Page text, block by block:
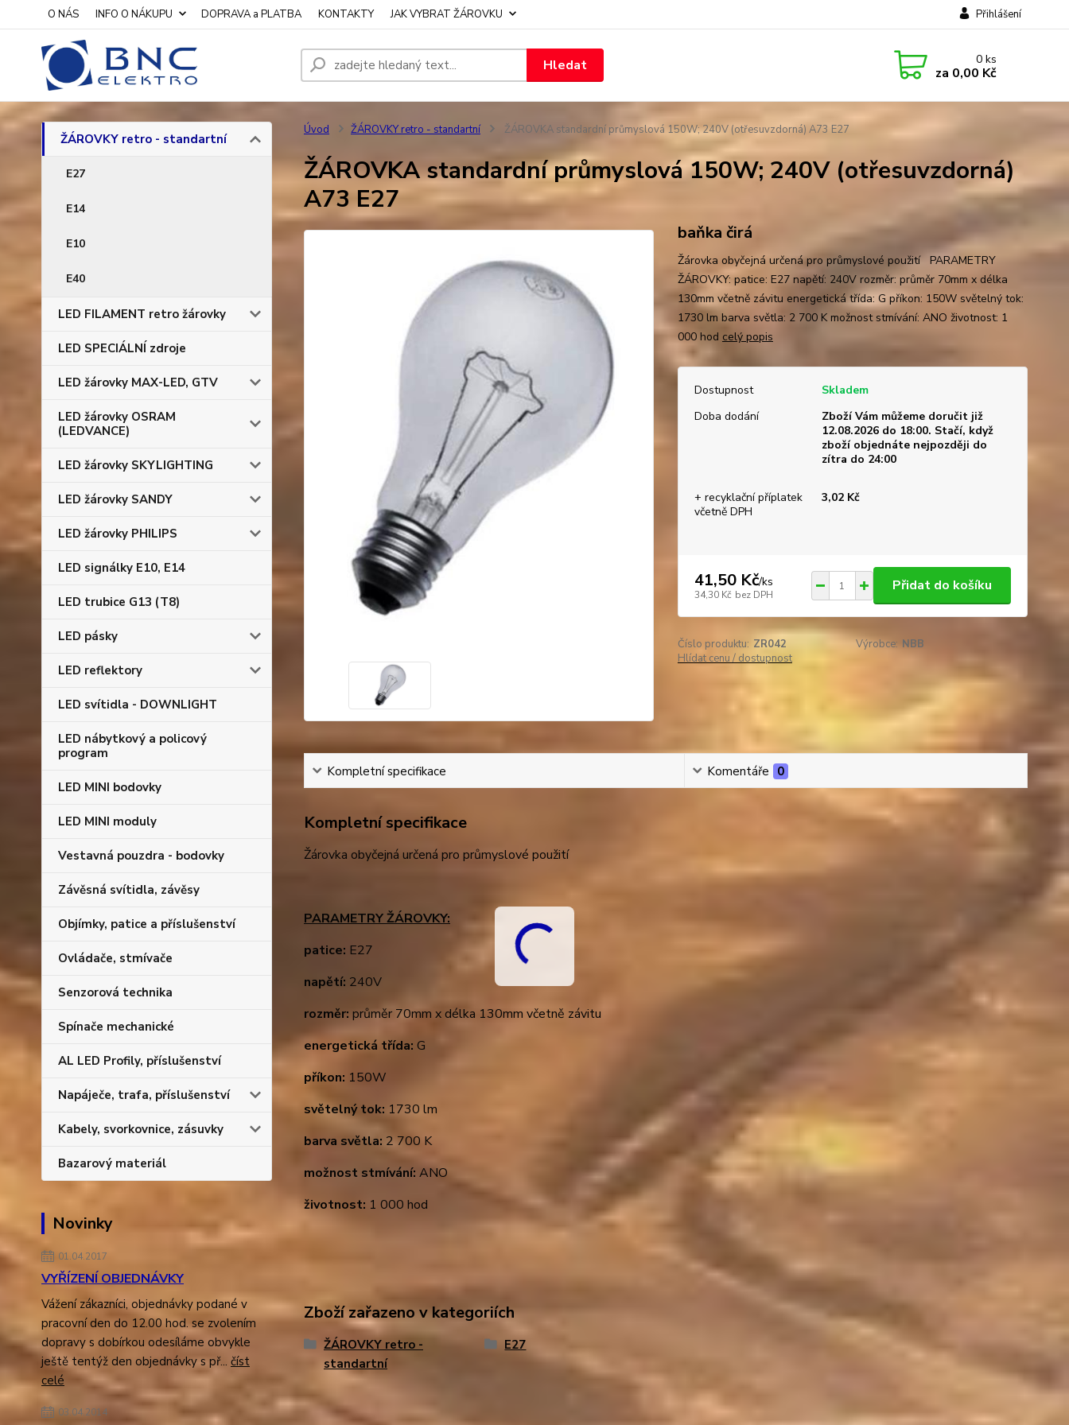
O NÁS INFO O NÁKUPU DOPRAVA a PLATBA KONTAKTY JAK VYBRAT ŽÁROVKU Přihlášení
Hledat 0ks
za 0,00 Kč
ŽÁROVKY retro - standartní
E27
E14
E10
E40
LED FILAMENT retro žárovky
LED SPECIÁLNÍ zdroje
LED žárovky MAX-LED, GTV
LED žárovky OSRAM
(LEDVANCE)
LED žárovky SKYLIGHTING
LED žárovky SANDY
LED žárovky PHILIPS
LED signálky E10, E14
LED trubice G13 (T8)
LED pásky
LED reflektory
LED svítidla - DOWNLIGHT
LED nábytkový a policový
program
LED MINI bodovky
LED MINI moduly
Vestavná pouzdra - bodovky
Závěsná svítidla, závěsy
Objímky, patice a příslušenství
Ovládače, stmívače
Senzorová technika
Spínače mechanické
AL LED Profily, příslušenství
Napáječe, trafa, příslušenství
Kabely, svorkovnice, zásuvky
Bazarový materiál
Novinky
01.04.2017
VYŘÍZENÍ OBJEDNÁVKY
Vážení zákazníci, objednávky podané v
pracovní den do 12.00 hod. se zvolením
dopravy s dobírkou odesíláme obvykle
ještě tentýž den objednávky s př... číst
celé
03.04.2014
Úvod ŽÁROVKY retro - standartní ŽÁROVKA standardní průmyslová 150W; 240V (otřesuvzdorná) A73 E27
ŽÁROVKA standardní průmyslová 150W; 240V (otřesuvzdorná)
A73 E27
baňka čirá
Žárovka obyčejná určená pro průmyslové použití PARAMETRY
ŽÁROVKY: patice: E27 napětí: 240V rozměr: průměr 70mm x délka
130mm včetně závitu energetická třída: G příkon: 150W světelný tok:
1730 lm barva světla: 2 700 K možnost stmívání: ANO životnost: 1
000 hod celý popis
Dostupnost
Skladem
Doba dodání
Zboží Vám můžeme doručit již
12.08.2026 do 18:00. Stačí, když
zboží objednáte nejpozději do
zítra do 24:00
+ recyklační příplatek
včetně DPH
3,02 Kč
41,50 Kč/ks
34,30 Kč bez DPH
Přidat do košíku
Číslo produktu: ZR042 Výrobce: NBB
Hlídat cenu / dostupnost
Kompletní specifikace Komentáře 0
Kompletní specifikace
Žárovka obyčejná určená pro průmyslové použití
PARAMETRY ŽÁROVKY:
patice: E27
napětí: 240V
rozměr: průměr 70mm x délka 130mm včetně závitu
energetická třída: G
příkon: 150W
světelný tok: 1730 lm
barva světla: 2 700 K
možnost stmívání: ANO
životnost: 1 000 hod
Zboží zařazeno v kategoriích
ŽÁROVKY retro -
standartní
E27